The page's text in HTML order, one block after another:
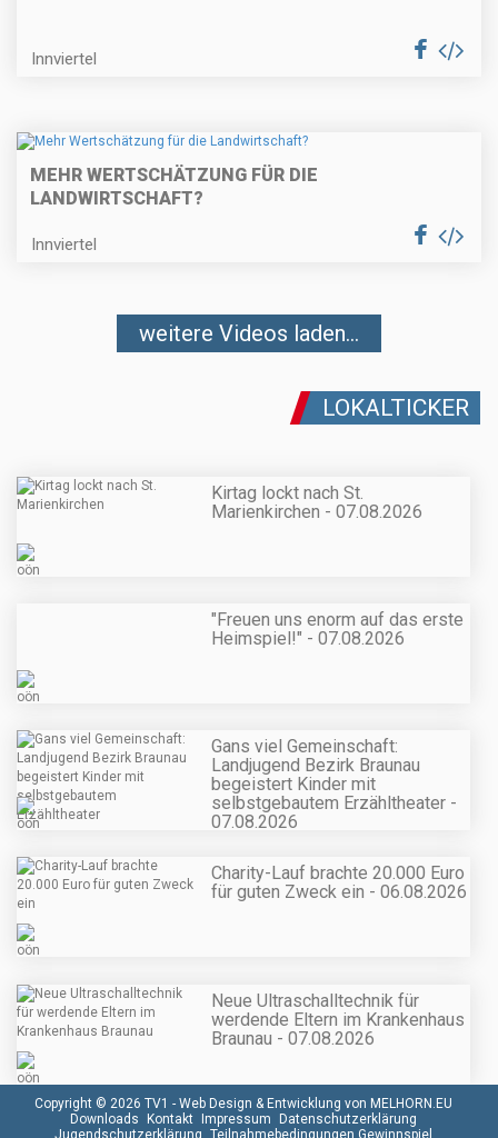
Innviertel
MEHR WERTSCHÄTZUNG FÜR DIE
LANDWIRTSCHAFT?
Innviertel
weitere Videos laden...
LOKALTICKER
Kirtag lockt nach St.
Marienkirchen - 07.08.2026
"Freuen uns enorm auf das erste
Heimspiel!" - 07.08.2026
Gans viel Gemeinschaft:
Landjugend Bezirk Braunau
begeistert Kinder mit
selbstgebautem Erzähltheater -
07.08.2026
Charity-Lauf brachte 20.000 Euro
für guten Zweck ein - 06.08.2026
Neue Ultraschalltechnik für
werdende Eltern im Krankenhaus
Braunau - 07.08.2026
Copyright © 2026 TV1 - Web Design & Entwicklung von MELHORN.EU
Downloads Kontakt Impressum Datenschutzerklärung
Jugendschutzerklärung Teilnahmebedingungen Gewinnspiel